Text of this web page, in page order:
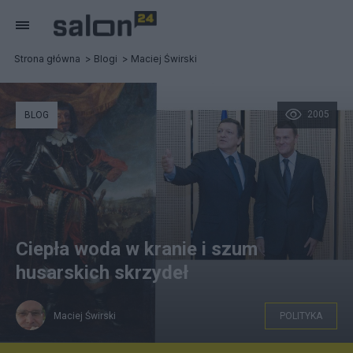
Strona główna Blogi Maciej Świrski
2005
BLOG
Ciepła woda w kranie i szum
husarskich skrzydeł
Maciej Świrski POLITYKA